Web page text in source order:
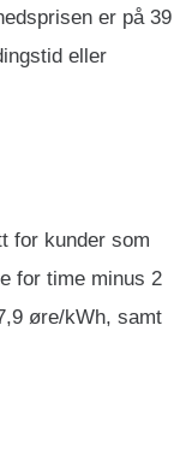
er på 39
eller
for kunder som
for time minus 2
øre/kWh, samt